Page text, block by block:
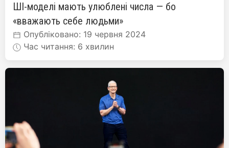
ШІ-моделі мають улюблені числа — бо
«вважають себе людьми»
Опубліковано: 19 червня 2024
Час читання: 6 хвилин